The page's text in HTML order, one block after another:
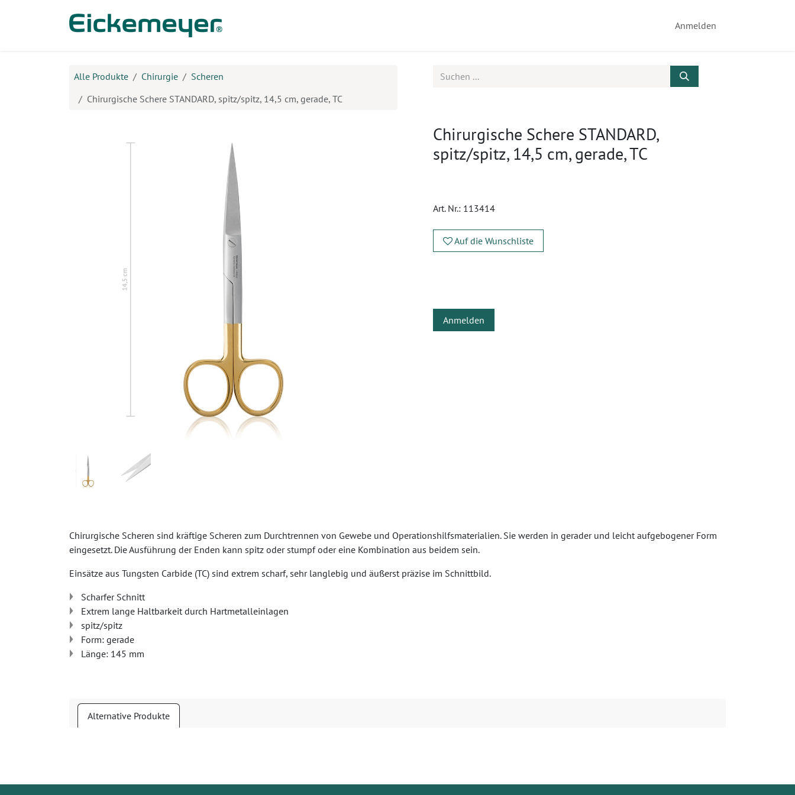
Anmelden
Alle Produkte Chirurgie
Scheren
Chirurgische Schere STANDARD, spitz/spitz, 14,5 cm, gerade, TC
Chirurgische Schere STANDARD,
spitz/spitz, 14,5 cm, gerade, TC
Art. Nr.: 113414
Auf die Wunschliste
Anmelden
Chirurgische Scheren sind kräftige Scheren zum Durchtrennen von Gewebe und Operationshilfsmaterialien. Sie werden in gerader und leicht aufgebogener Form
eingesetzt. Die Ausführung der Enden kann spitz oder stumpf oder eine Kombination aus beidem sein.
Einsätze aus Tungsten Carbide (TC) sind extrem scharf, sehr langlebig und äußerst präzise im Schnittbild.
Scharfer Schnitt
Extrem lange Haltbarkeit durch Hartmetalleinlagen
spitz/spitz
Form: gerade
Länge: 145 mm
Alternative Produkte